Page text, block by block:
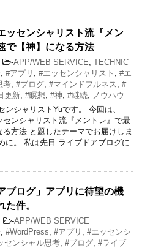
ッセンシャリスト流『メン
で【神】になる方法
-APP/WEB SERVICE TECHNIC
#アプリ #エッセンシャリスト
#エ
考 #ブログ #マインドフルネス
#
更新 #瞑想 #神 #継続
ノウハウ
ンシャリストYuです。 今回は、
センシャリスト流『メントレ』で最
方法 と題したテーマでお届けしま
に。 私は先日 ライブドアブログに
ブログ」アプリに待望の機
た件。
-APP/WEB SERVICE
#WordPress #アプリ
#エッセンシ
センシャル思考 #ブログ #ライブ